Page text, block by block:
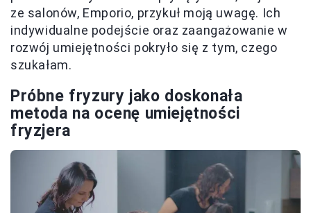
ze salonów, Emporio, przykuł moją uwagę. Ich
indywidualne podejście oraz zaangażowanie w
rozwój umiejętności pokryło się z tym, czego
szukałam.
Próbne fryzury jako doskonała
metoda na ocenę umiejętności
fryzjera